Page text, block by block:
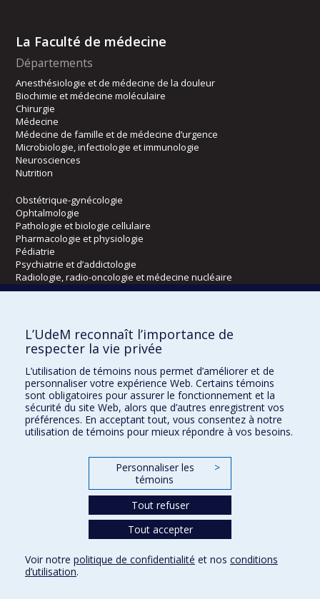
La Faculté de médecine
Départements
Anesthésiologie et de médecine de la douleur
Biochimie et médecine moléculaire
Chirurgie
Médecine
Médecine de famille et de médecine d’urgence
Microbiologie, infectiologie et immunologie
Neurosciences
Nutrition
Obstétrique-gynécologie
Ophtalmologie
Pathologie et biologie cellulaire
Pharmacologie et physiologie
Pédiatrie
Psychiatrie et d’addictologie
Radiologie, radio-oncologie et médecine nucléaire
Kinésiologie et des sciences de l’activité physique
Orthophonie et audiologie
Réadaptation
Directions
DPC
CPASS
L’UdeM reconnaît l’importance de
respecter la vie privée
L’utilisation de témoins nous permet d’améliorer et de
personnaliser votre expérience Web. Certains témoins
sont obligatoires pour assurer le fonctionnement et la
sécurité du site Web, alors que d’autres enregistrent vos
préférences. En acceptant tout, vous consentez à notre
utilisation de témoins pour mieux répondre à vos besoins.
Personnaliser les
témoins
>
Tout refuser
Tout accepter
Voir notre politique de confidentialité et nos conditions
d’utilisation.